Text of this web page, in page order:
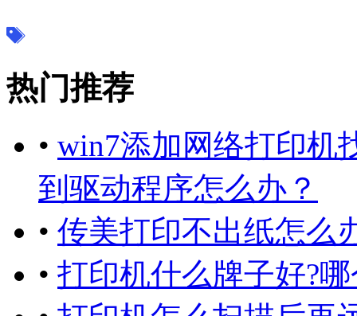
热门推荐
• win7添加网络打印机
到驱动程序怎么办？
• 传美打印不出纸怎么
• 打印机什么牌子好?